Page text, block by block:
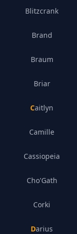
Blitzcrank
Brand
Braum
Briar
Caitlyn
Camille
Cassiopeia
Cho'Gath
Corki
Darius